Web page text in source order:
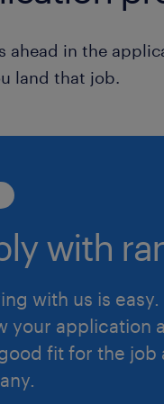
ahead in the
land that job.
with
with us is easy.
your application
fit for the job